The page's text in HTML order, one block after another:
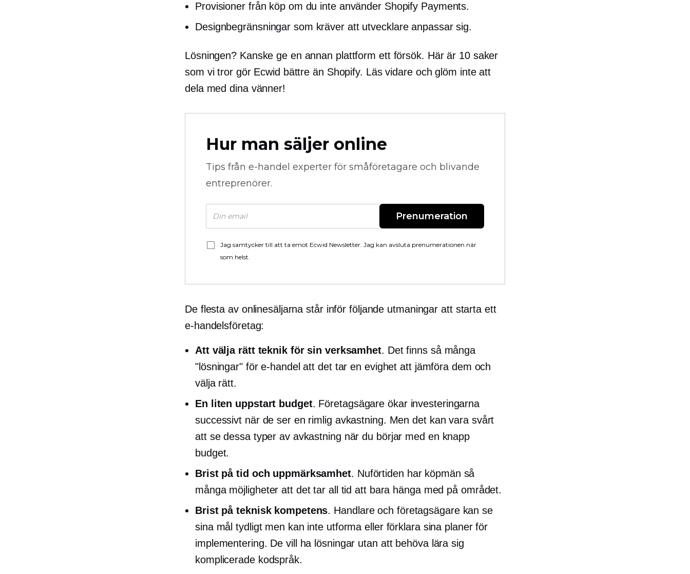
Provisioner från köp om du inte använder Shopify Payments.
Designbegränsningar som kräver att utvecklare anpassar sig.
Lösningen? Kanske ge en annan plattform ett försök. Här är 10 saker
som vi tror gör Ecwid bättre än Shopify. Läs vidare och glöm inte att
dela med dina vänner!
Hur man säljer online
Tips från e-handel experter för småföretagare och blivande
entreprenörer.
Prenumeration
Jag samtycker till att ta emot Ecwid Newsletter. Jag kan avsluta prenumerationen när
som helst.
De flesta av onlinesäljarna står inför följande utmaningar att starta ett
e-handelsföretag:
Att välja rätt teknik för sin verksamhet. Det finns så många
"lösningar" för e-handel att det tar en evighet att jämföra dem och
välja rätt.
En liten uppstart budget. Företagsägare ökar investeringarna
successivt när de ser en rimlig avkastning. Men det kan vara svårt
att se dessa typer av avkastning när du börjar med en knapp
budget.
Brist på tid och uppmärksamhet. Nuförtiden har köpmän så
många möjligheter att det tar all tid att bara hänga med på området.
Brist på teknisk kompetens. Handlare och företagsägare kan se
sina mål tydligt men kan inte utforma eller förklara sina planer för
implementering. De vill ha lösningar utan att behöva lära sig
komplicerade kodspråk.